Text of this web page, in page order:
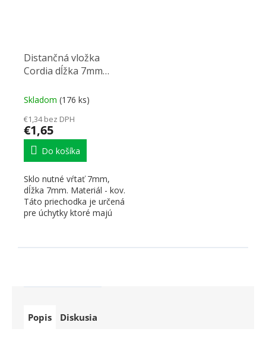
Distančná vložka
Cordia dĺžka 7mm
Skladom (176 ks)
€1,34 bez DPH
€1,65
Do košíka
Sklo nutné vŕtať 7mm,
dĺžka 7mm. Materiál - kov.
Táto priechodka je určená
pre úchytky ktoré majú
Popis Diskusia